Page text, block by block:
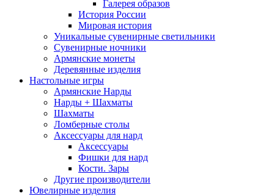
Галерея образов
История России
Мировая история
Уникальные сувенирные светильники
Сувенирные ночники
Армянские монеты
Деревянные изделия
Настольные игры
Армянские Нарды
Нарды + Шахматы
Шахматы
Ломберные столы
Аксессуары для нард
Аксессуары
Фишки для нард
Кости. Зары
Другие производители
Ювелирные изделия